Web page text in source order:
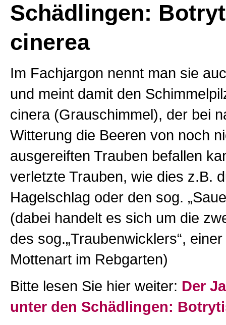
Schädlingen:
cinerea
Im Fachjargon nennt man sie
und meint damit den
cinera (Grauschimmel), der bei
Witterung die Beeren von noch
ausgereiften Trauben befallen
verletzte Trauben, wie dies z.B.
Hagelschlag oder den sog.
(dabei handelt es sich um die
des sog.„Traubenwicklers“,
Mottenart im Rebgarten)
Bitte lesen Sie hier weiter: Der
unter den Schädlingen: